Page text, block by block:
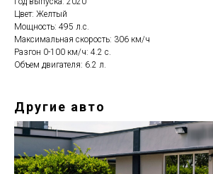
Цвет: Желтый
Мощность: 495 л.с.
Максимальная скорость: 306 км/ч
Разгон 0-100 км/ч: 4.2 с.
Объем двигателя: 6.2 л.
Другие авто